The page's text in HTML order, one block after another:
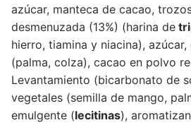
azúcar, manteca de cacao,
desmenuzada (13%) (harina de
hierro, tiamina y niacina),
(palma, colza), cacao en polvo
Levantamiento (bicarbonato de
vegetales (semilla de mango,
emulgente (lecitinas),